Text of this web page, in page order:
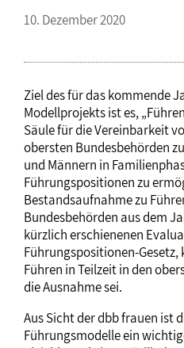
10. Dezember 2020
Ziel des für das kommende
Modellprojekts ist es,
Säule für die Vereinbarkeit
obersten Bundesbehörden
und Männern in
Führungspositionen zu
Bestandsaufnahme zu
Bundesbehörden aus dem
kürzlich erschienenen
Führungspositionen-Gesetz,
Führen in Teilzeit in den
die Ausnahme sei.
Aus Sicht der dbb frauen ist
Führungsmodelle ein